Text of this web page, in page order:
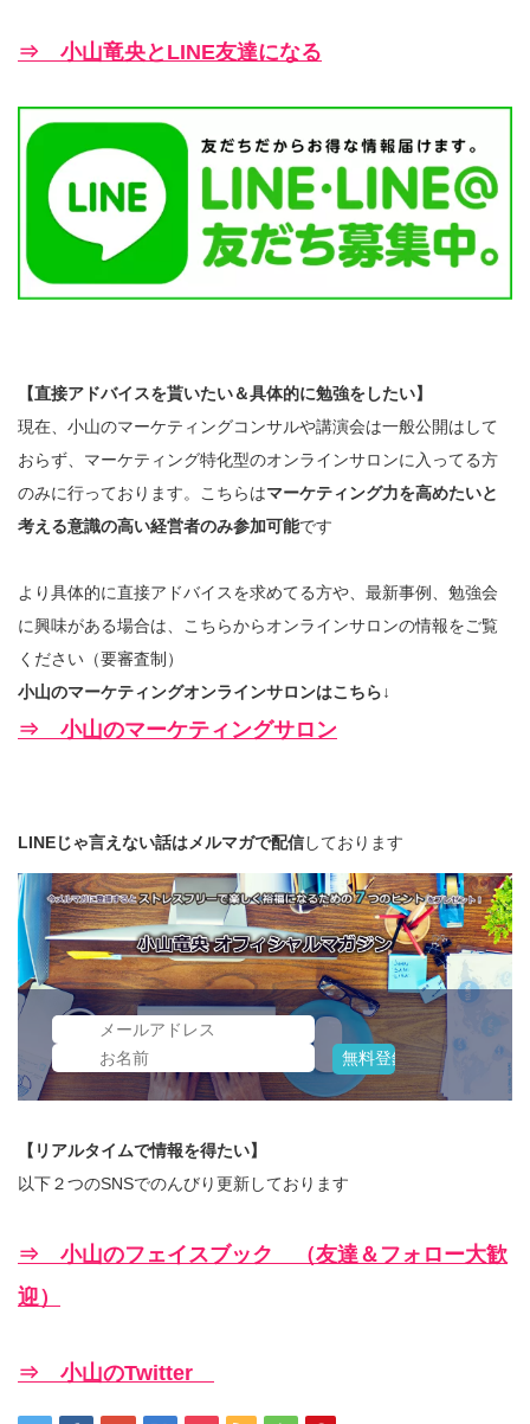
⇒ 小山竜央とLINE友達になる
【直接アドバイスを貰いたい＆具体的に勉強をしたい】
現在、小山のマーケティングコンサルや講演会は一般公開はして
おらず、マーケティング特化型のオンラインサロンに入ってる方
のみに行っております。こちらはマーケティング力を高めたいと
考える意識の高い経営者のみ参加可能です
より具体的に直接アドバイスを求めてる方や、最新事例、勉強会
に興味がある場合は、こちらからオンラインサロンの情報をご覧
ください（要審査制）
小山のマーケティングオンラインサロンはこちら↓
⇒ 小山のマーケティングサロン
LINEじゃ言えない話はメルマガで配信しております
【リアルタイムで情報を得たい】
以下２つのSNSでのんびり更新しております
⇒ 小山のフェイスブック （友達＆フォロー大歓
迎）
⇒ 小山のTwitter